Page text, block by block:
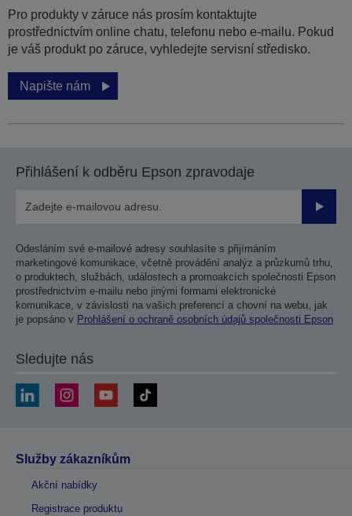
Pro produkty v záruce nás prosím kontaktujte
prostřednictvím online chatu, telefonu nebo e-mailu. Pokud
je váš produkt po záruce, vyhledejte servisní středisko.
Napište nám
Přihlášení k odběru Epson zpravodaje
Odesláním své e-mailové adresy souhlasíte s přijímáním
marketingové komunikace, včetně provádění analýz a průzkumů trhu,
o produktech, službách, událostech a promoakcích společnosti Epson
prostřednictvím e-mailu nebo jinými formami elektronické
komunikace, v závislosti na vašich preferencí a chovní na webu, jak
je popsáno v Prohlášení o ochraně osobních údajů společnosti Epson
Sledujte nás
Služby zákazníkům
Akční nabídky
Registrace produktu